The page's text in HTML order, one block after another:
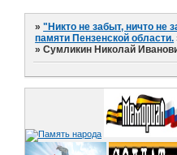
»"Никто не забыт, ничто не
памяти Пензенской области.
»Сумликин Николай